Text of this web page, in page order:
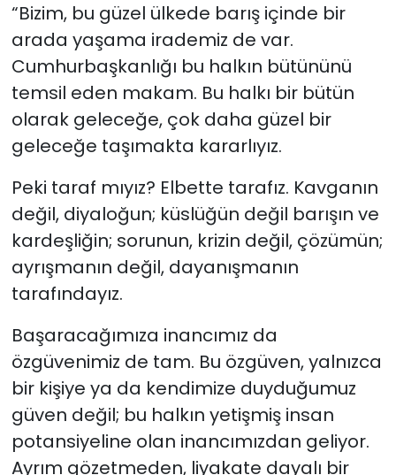
“Bizim, bu güzel ülkede barış içinde bir
arada yaşama irademiz de var.
Cumhurbaşkanlığı bu halkın bütününü
temsil eden makam. Bu halkı bir bütün
olarak geleceğe, çok daha güzel bir
geleceğe taşımakta kararlıyız.
Peki taraf mıyız? Elbette tarafız. Kavganın
değil, diyaloğun; küslüğün değil barışın ve
kardeşliğin; sorunun, krizin değil, çözümün;
ayrışmanın değil, dayanışmanın
tarafındayız.
Başaracağımıza inancımız da
özgüvenimiz de tam. Bu özgüven, yalnızca
bir kişiye ya da kendimize duyduğumuz
güven değil; bu halkın yetişmiş insan
potansiyeline olan inancımızdan geliyor.
Ayrım gözetmeden, liyakate dayalı bir